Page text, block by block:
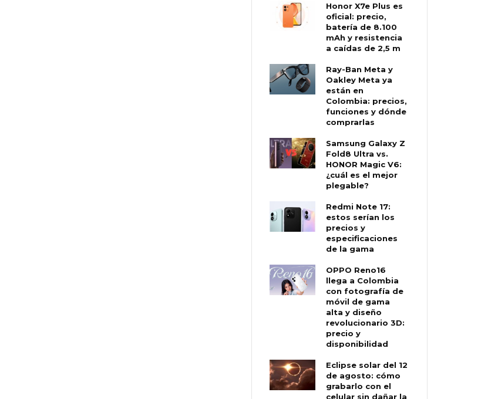
Honor X7e Plus es
oficial: precio,
batería de 8.100
mAh y resistencia
a caídas de 2,5 m
Ray-Ban Meta y
Oakley Meta ya
están en
Colombia: precios,
funciones y dónde
comprarlas
Samsung Galaxy Z
Fold8 Ultra vs.
HONOR Magic V6:
¿cuál es el mejor
plegable?
Redmi Note 17:
estos serían los
precios y
especificaciones
de la gama
OPPO Reno16
llega a Colombia
con fotografía de
móvil de gama
alta y diseño
revolucionario 3D:
precio y
disponibilidad
Eclipse solar del 12
de agosto: cómo
grabarlo con el
celular sin dañar la